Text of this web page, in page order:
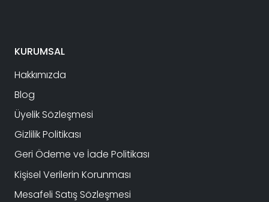
KURUMSAL
Hakkımızda
Blog
Üyelik Sözleşmesi
Gizlilik Politikası
Geri Ödeme ve İade Politikası
Kişisel Verilerin Korunması
Mesafeli Satış Sözleşmesi